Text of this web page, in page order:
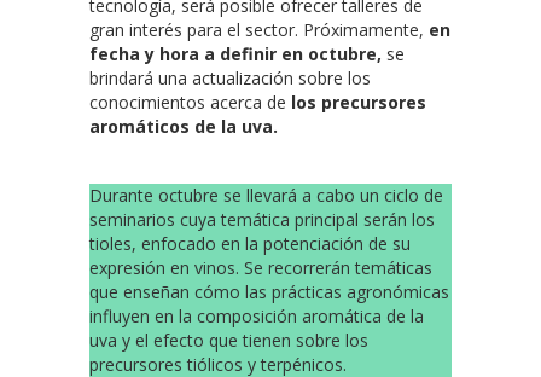
tecnología, será posible ofrecer talleres de
gran interés para el sector. Próximamente, en
fecha y hora a definir en octubre, se
brindará una actualización sobre los
conocimientos acerca de los precursores
aromáticos de la uva.
Durante octubre se llevará a cabo un ciclo de
seminarios cuya temática principal serán los
tioles, enfocado en la potenciación de su
expresión en vinos. Se recorrerán temáticas
que enseñan cómo las prácticas agronómicas
influyen en la composición aromática de la
uva y el efecto que tienen sobre los
precursores tiólicos y terpénicos.